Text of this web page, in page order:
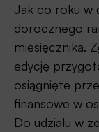
Jak co roku w
dorocznego
miesięcznika.
edycję
osiągnięte
finansowe w
Do udziału w